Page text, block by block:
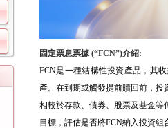
固定票息票據 (“FCN”)介紹:
FCN是一種結構性投資產品，其
產。在到期或觸發提前贖回前，
相較於存款、債券、股票及基金等
目標，評估是否將FCN納入投資組